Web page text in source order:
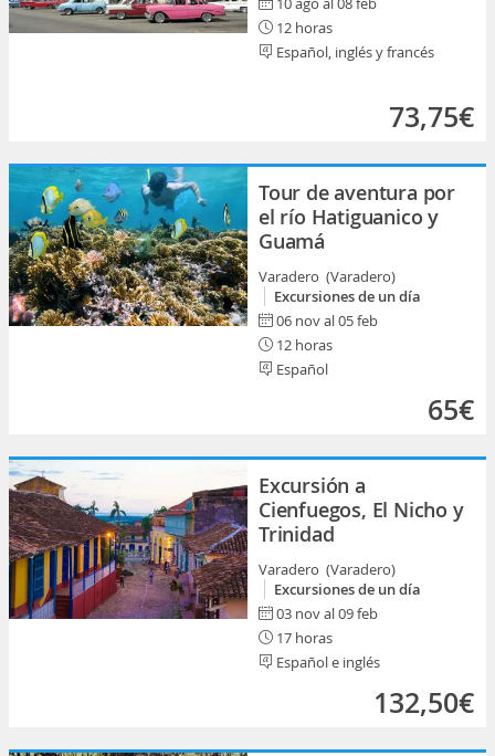
12 horas
Español, inglés y francés
73,75€
Tour de aventura por
el río Hatiguanico y
Guamá
Varadero (Varadero)
Excursiones de un día
06 nov al 05 feb
12 horas
Español
65€
Excursión a
Cienfuegos, El Nicho y
Trinidad
Varadero (Varadero)
Excursiones de un día
03 nov al 09 feb
17 horas
Español e inglés
132,50€